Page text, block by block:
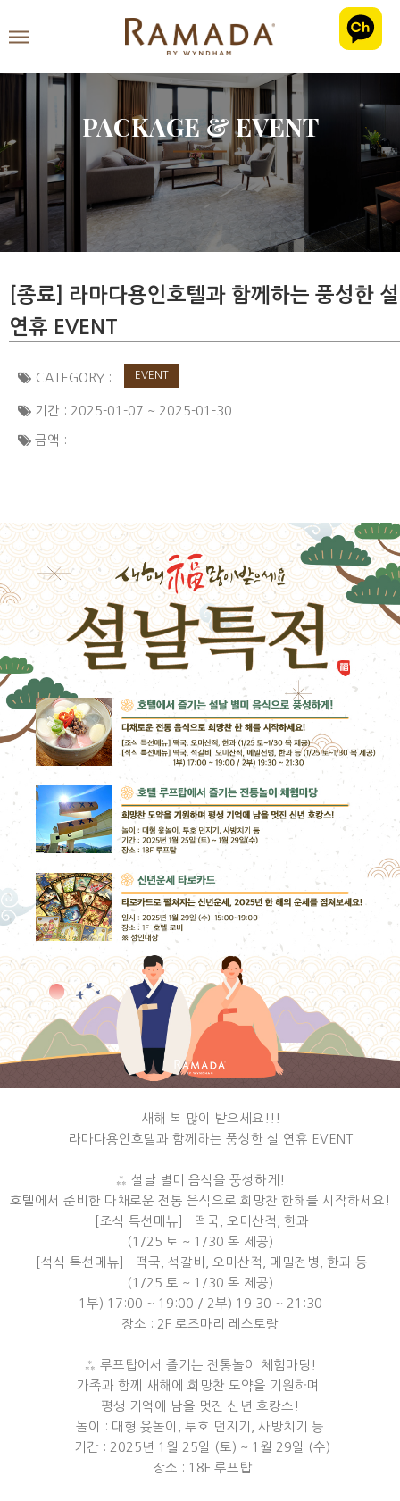
PACKAGE & EVENT
[종료] 라마다용인호텔과 함께하는 풍성한 설
연휴 EVENT
CATEGORY : EVENT
기간 : 2025-01-07 ~ 2025-01-30
금액 :
새해 복 많이 받으세요!!!
라마다용인호텔과 함께하는 풍성한 설 연휴 EVENT
⁂ 설날 별미 음식을 풍성하게!
호텔에서 준비한 다채로운 전통 음식으로 희망찬 한해를 시작하세요!
［조식 특선메뉴］ 떡국, 오미산적, 한과
(1/25 토 ~ 1/30 목 제공)
［석식 특선메뉴］ 떡국, 석갈비, 오미산적, 메밀전병, 한과 등
(1/25 토 ~ 1/30 목 제공)
1부) 17:00 ~ 19:00 / 2부) 19:30 ~ 21:30
장소 : 2F 로즈마리 레스토랑
⁂ 루프탑에서 즐기는 전통놀이 체험마당!
가족과 함께 새해에 희망찬 도약을 기원하며
평생 기억에 남을 멋진 신년 호캉스!
놀이 : 대형 윳놀이, 투호 던지기, 사방치기 등
기간 : 2025년 1월 25일 (토) ~ 1월 29일 (수)
장소 : 18F 루프탑